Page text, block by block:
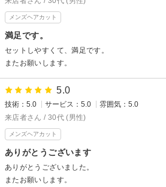
メンズヘアカット
満足です。
セットしやすくて、満足です。
またお願いします。
5.0
技術：5.0 サービス：5.0
雰囲気：5.0
来店者さん / 30代 (男性)
メンズヘアカット
ありがとうございます
ありがとうございました。
またお願いします。